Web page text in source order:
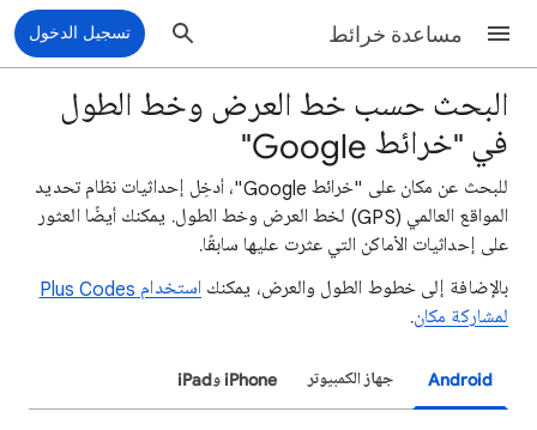
مساعدة خرائط تسجيل الدخول
البحث حسب خط العرض وخط الطول
في "خرائط Google"
للبحث عن مكان على "خرائط Google"، أدخِل إحداثيات نظام تحديد
المواقع العالمي (GPS) لخط العرض وخط الطول. يمكنك أيضًا العثور
على إحداثيات الأماكن التي عثرت عليها سابقًا.
بالإضافة إلى خطوط الطول والعرض، يمكنك
استخدام Plus Codes
لمشاركة مكان.
Android جهاز الكمبيوتر iPhone وiPad